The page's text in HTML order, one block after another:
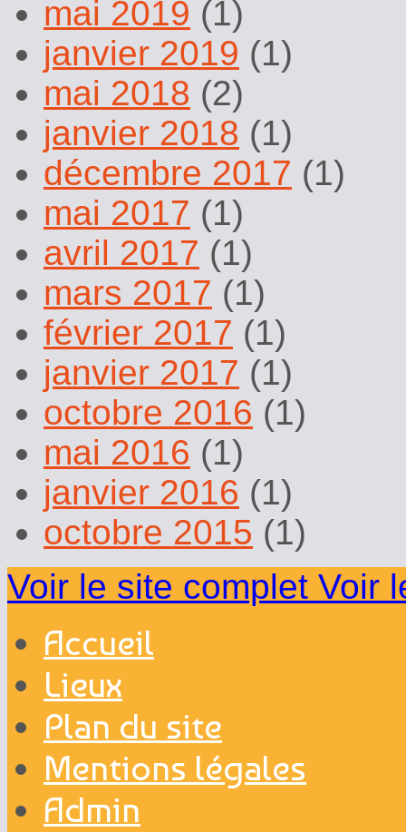
mai 2019 (1)
janvier 2019 (1)
mai 2018 (2)
janvier 2018 (1)
décembre 2017 (1)
mai 2017 (1)
avril 2017 (1)
mars 2017 (1)
février 2017 (1)
janvier 2017 (1)
octobre 2016 (1)
mai 2016 (1)
janvier 2016 (1)
octobre 2015 (1)
Voir le site complet Voir
Accueil
Lieux
Plan du site
Mentions légales
Admin